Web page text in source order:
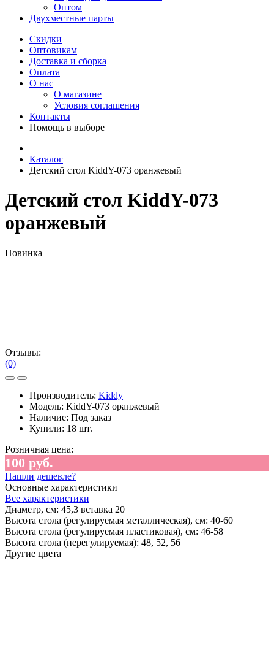
Оптом
Двухместные парты
Скидки
Оптовикам
Доставка и сборка
Оплата
О нас
О магазине
Условия соглашения
Контакты
Помощь в выборе
Каталог
Детский стол KiddY-073 оранжевый
Детский стол KiddY-073
оранжевый
Новинка
Отзывы:
(0)
Производитель: Kiddy
Модель: KiddY-073 оранжевый
Наличие: Под заказ
Купили: 18 шт.
Розничная цена:
100 руб.
Нашли дешевле?
Основные характеристики
Все характеристики
Диаметр, см: 45,3 вставка 20
Высота стола (регулируемая металлическая), см: 40-60
Высота стола (регулируемая пластиковая), см: 46-58
Высота стола (нерегулируемая): 48, 52, 56
Другие цвета